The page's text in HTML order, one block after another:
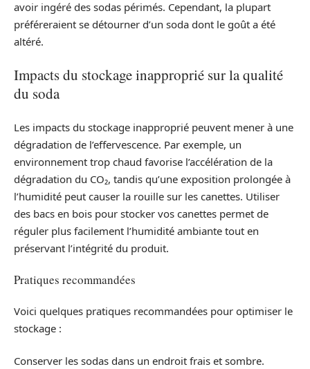
avoir ingéré des sodas périmés. Cependant, la plupart
préféreraient se détourner d’un soda dont le goût a été
altéré.
Impacts du stockage inapproprié sur la qualité
du soda
Les impacts du stockage inapproprié peuvent mener à une
dégradation de l’effervescence. Par exemple, un
environnement trop chaud favorise l’accélération de la
dégradation du CO₂, tandis qu’une exposition prolongée à
l’humidité peut causer la rouille sur les canettes. Utiliser
des bacs en bois pour stocker vos canettes permet de
réguler plus facilement l’humidité ambiante tout en
préservant l’intégrité du produit.
Pratiques recommandées
Voici quelques pratiques recommandées pour optimiser le
stockage :
Conserver les sodas dans un endroit frais et sombre.